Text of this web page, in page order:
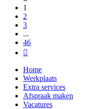
1
2
3
...
46
Home
Werkplaats
Extra services
Afspraak maken
Vacatures